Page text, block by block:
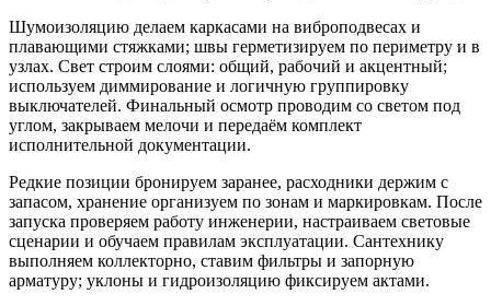
Шумоизоляцию делаем каркасами на виброподвесах и
плавающими стяжками; швы герметизируем по периметру и в
узлах. Свет строим слоями: общий, рабочий и акцентный;
используем диммирование и логичную группировку
выключателей. Финальный осмотр проводим со светом под
углом, закрываем мелочи и передаём комплект
исполнительной документации.
Редкие позиции бронируем заранее, расходники держим с
запасом, хранение организуем по зонам и маркировкам. После
запуска проверяем работу инженерии, настраиваем световые
сценарии и обучаем правилам эксплуатации. Сантехнику
выполняем коллекторно, ставим фильтры и запорную
арматуру; уклоны и гидроизоляцию фиксируем актами.